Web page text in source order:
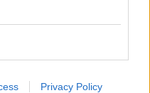
Privacy Policy